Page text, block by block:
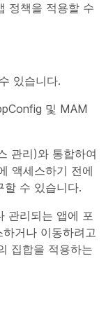
정책을 적용할 수
있습니다.
및 MAM
관리)와 통합하여
액세스하기 전에
수 있습니다.
관리되는 앱에 포
거나 이동하려고
집합을 적용하는